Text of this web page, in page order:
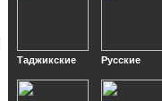
Таджикские Русские